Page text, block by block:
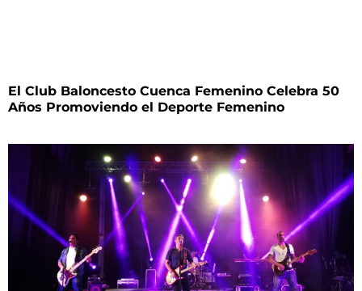
El Club Baloncesto Cuenca Femenino Celebra 50
Años Promoviendo el Deporte Femenino